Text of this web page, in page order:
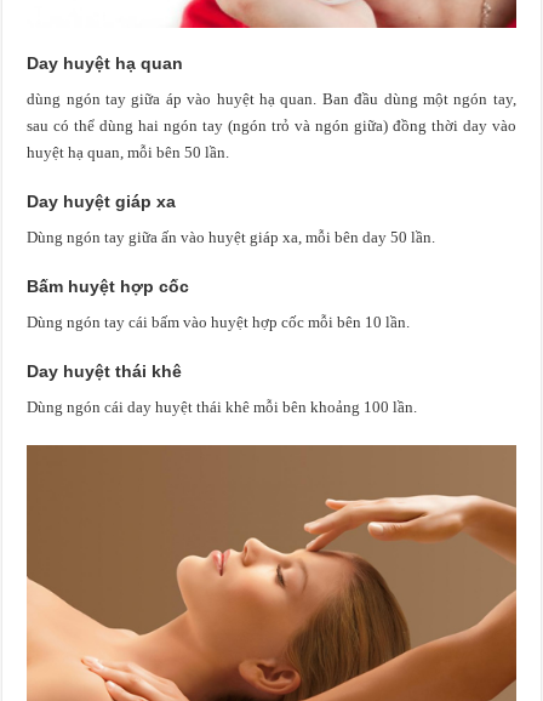
Day huyệt hạ quan
dùng ngón tay giữa áp vào huyệt hạ quan. Ban đầu dùng một ngón tay,
sau có thể dùng hai ngón tay (ngón trỏ và ngón giữa) đồng thời day vào
huyệt hạ quan, mỗi bên 50 lần.
Day huyệt giáp xa
Dùng ngón tay giữa ấn vào huyệt giáp xa, mỗi bên day 50 lần.
Bấm huyệt hợp cốc
Dùng ngón tay cái bấm vào huyệt hợp cốc mỗi bên 10 lần.
Day huyệt thái khê
Dùng ngón cái day huyệt thái khê mỗi bên khoảng 100 lần.